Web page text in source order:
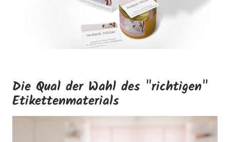
Die Qual der Wahl des "richtigen"
Etikettenmaterials